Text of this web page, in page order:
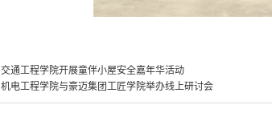
交通工程学院开展童伴小屋安全嘉年华活动
机电工程学院与豪迈集团工匠学院举办线上研讨会